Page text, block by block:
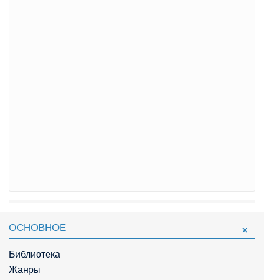
ОСНОВНОЕ
Библиотека
Жанры